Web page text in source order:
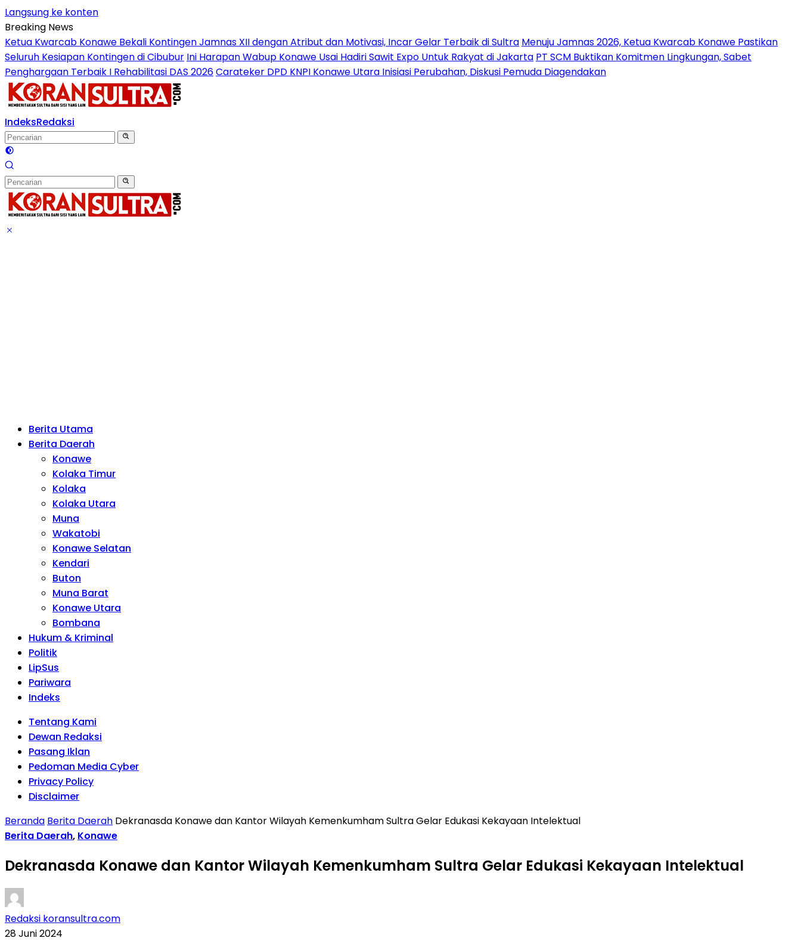
Langsung ke konten
Breaking News
Ketua Kwarcab Konawe Bekali Kontingen Jamnas XII dengan Atribut dan Motivasi, Incar Gelar Terbaik di Sultra Menuju Jamnas 2026, Ketua Kwarcab Konawe Pastikan
Seluruh Kesiapan Kontingen di Cibubur Ini Harapan Wabup Konawe Usai Hadiri Sawit Expo Untuk Rakyat di Jakarta PT SCM Buktikan Komitmen Lingkungan, Sabet
Penghargaan Terbaik I Rehabilitasi DAS 2026Carateker DPD KNPI Konawe Utara Inisiasi Perubahan, Diskusi Pemuda Diagendakan
IndeksRedaksi
Berita Utama
Berita Daerah
Konawe
Kolaka Timur
Kolaka
Kolaka Utara
Muna
Wakatobi
Konawe Selatan
Kendari
Buton
Muna Barat
Konawe Utara
Bombana
Hukum & Kriminal
Politik
LipSus
Pariwara
Indeks
Tentang Kami
Dewan Redaksi
Pasang Iklan
Pedoman Media Cyber
Privacy Policy
Disclaimer
Beranda Berita Daerah Dekranasda Konawe dan Kantor Wilayah Kemenkumham Sultra Gelar Edukasi Kekayaan Intelektual
Berita Daerah, Konawe
Dekranasda Konawe dan Kantor Wilayah Kemenkumham Sultra Gelar Edukasi Kekayaan Intelektual
Redaksi koransultra.com
28 Juni 2024